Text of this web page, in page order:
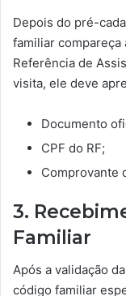
Depois do pré-
familiar compareça
Referência de
visita, ele deve
Documento
CPF do RF;
Comprovante
3.
Familiar
Após a validação
código familiar